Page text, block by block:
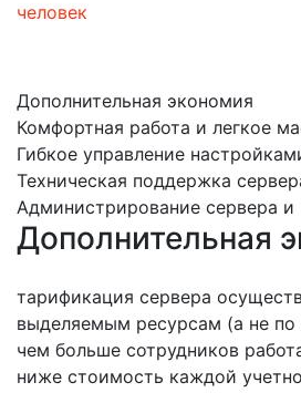
человек
Дополнительная экономия
Комфортная работа и легкое
Гибкое управление
Техническая поддержка
Администрирование сервера и
Дополнительная
тарификация сервера
выделяемым ресурсам (а не по
чем больше сотрудников
ниже стоимость каждой